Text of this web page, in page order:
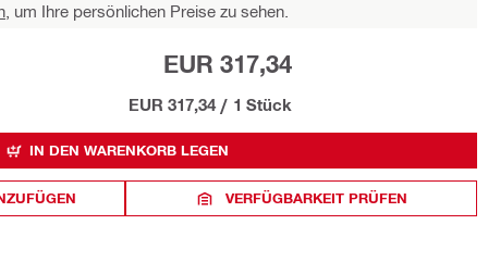
um Ihre persönlichen Preise zu sehen.
EUR 317,34
EUR 317,34 / 1 Stück
IN DEN WARENKORB LEGEN
VERFÜGBARKEIT PRÜFEN